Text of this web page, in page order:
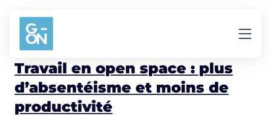
Aller au contenu
arrêt de travail
Travail en open space : plus
d’absentéisme et moins de
productivité